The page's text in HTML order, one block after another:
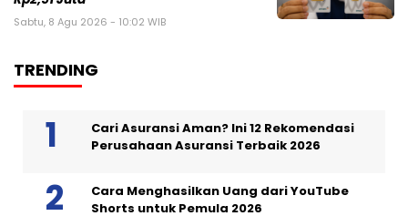
Sabtu, 8 Agu 2026 - 10:02 WIB
TRENDING
Cari Asuransi Aman? Ini 12 Rekomendasi
Perusahaan Asuransi Terbaik 2026
Cara Menghasilkan Uang dari YouTube
Shorts untuk Pemula 2026